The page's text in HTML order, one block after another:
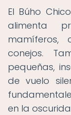
El Búho
alimenta
mamíferos,
conejos.
pequeñas,
de vuelo
en la